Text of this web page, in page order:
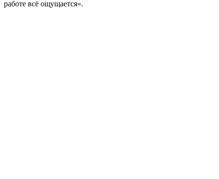
работе всё ощущается».